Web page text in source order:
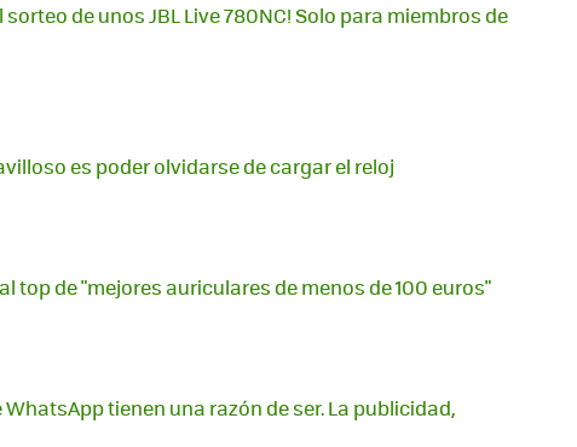
de unos JBL Live 780NC! Solo para miembros de
es poder olvidarse de cargar el reloj
top de "mejores auriculares de menos de 100 euros"
tienen una razón de ser. La publicidad,